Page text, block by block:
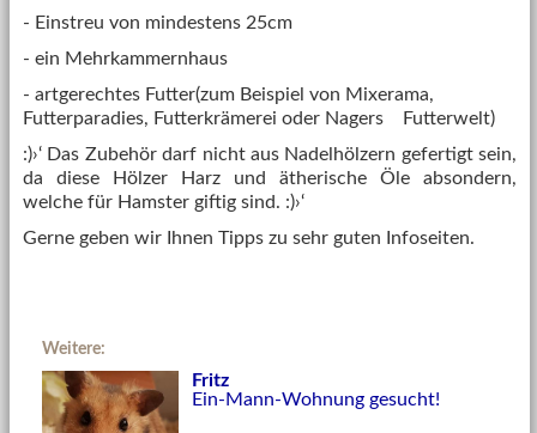
- Einstreu von mindestens 25cm
- ein Mehrkammernhaus
- artgerechtes Futter(zum Beispiel von Mixerama,
Futterparadies, Futterkrämerei oder Nagers Futterwelt)
:)›‘ Das Zubehör darf nicht aus Nadelhölzern gefertigt sein,
da diese Hölzer Harz und ätherische Öle absondern,
welche für Hamster giftig sind. :)›‘
Gerne geben wir Ihnen Tipps zu sehr guten Infoseiten.
Weitere:
Fritz
Ein-Mann-Wohnung gesucht!